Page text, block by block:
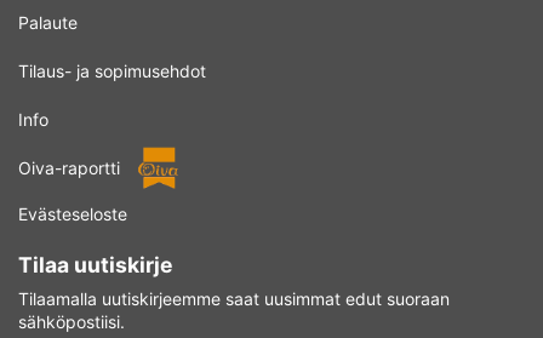
Palaute
Tilaus- ja sopimusehdot
Info
Oiva-raportti
Evästeseloste
Tilaa uutiskirje
Tilaamalla uutiskirjeemme saat uusimmat edut suoraan
sähköpostiisi.